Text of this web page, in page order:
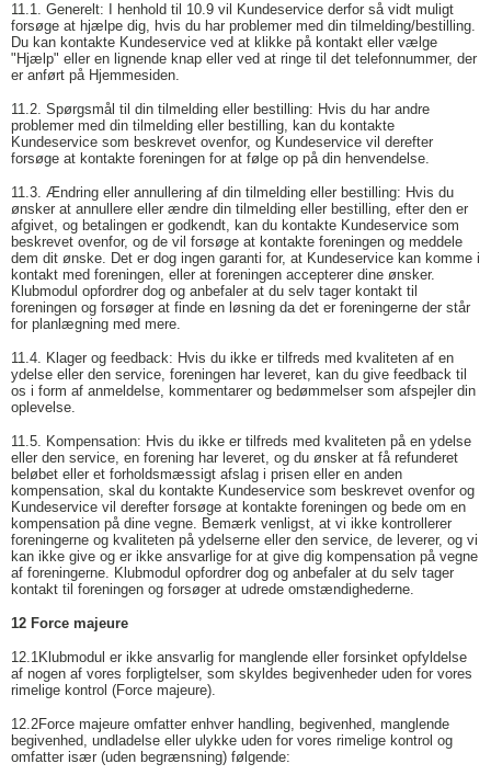
11.1. Generelt: I henhold til 10.9 vil Kundeservice derfor så vidt muligt
forsøge at hjælpe dig, hvis du har problemer med din tilmelding/bestilling.
Du kan kontakte Kundeservice ved at klikke på kontakt eller vælge
"Hjælp" eller en lignende knap eller ved at ringe til det telefonnummer, der
er anført på Hjemmesiden.
11.2. Spørgsmål til din tilmelding eller bestilling: Hvis du har andre
problemer med din tilmelding eller bestilling, kan du kontakte
Kundeservice som beskrevet ovenfor, og Kundeservice vil derefter
forsøge at kontakte foreningen for at følge op på din henvendelse.
11.3. Ændring eller annullering af din tilmelding eller bestilling: Hvis du
ønsker at annullere eller ændre din tilmelding eller bestilling, efter den er
afgivet, og betalingen er godkendt, kan du kontakte Kundeservice som
beskrevet ovenfor, og de vil forsøge at kontakte foreningen og meddele
dem dit ønske. Det er dog ingen garanti for, at Kundeservice kan komme i
kontakt med foreningen, eller at foreningen accepterer dine ønsker.
Klubmodul opfordrer dog og anbefaler at du selv tager kontakt til
foreningen og forsøger at finde en løsning da det er foreningerne der står
for planlægning med mere.
11.4. Klager og feedback: Hvis du ikke er tilfreds med kvaliteten af en
ydelse eller den service, foreningen har leveret, kan du give feedback til
os i form af anmeldelse, kommentarer og bedømmelser som afspejler din
oplevelse.
11.5. Kompensation: Hvis du ikke er tilfreds med kvaliteten på en ydelse
eller den service, en forening har leveret, og du ønsker at få refunderet
beløbet eller et forholdsmæssigt afslag i prisen eller en anden
kompensation, skal du kontakte Kundeservice som beskrevet ovenfor og
Kundeservice vil derefter forsøge at kontakte foreningen og bede om en
kompensation på dine vegne. Bemærk venligst, at vi ikke kontrollerer
foreningerne og kvaliteten på ydelserne eller den service, de leverer, og vi
kan ikke give og er ikke ansvarlige for at give dig kompensation på vegne
af foreningerne. Klubmodul opfordrer dog og anbefaler at du selv tager
kontakt til foreningen og forsøger at udrede omstændighederne.
12 Force majeure
12.1Klubmodul er ikke ansvarlig for manglende eller forsinket opfyldelse
af nogen af vores forpligtelser, som skyldes begivenheder uden for vores
rimelige kontrol (Force majeure).
12.2Force majeure omfatter enhver handling, begivenhed, manglende
begivenhed, undladelse eller ulykke uden for vores rimelige kontrol og
omfatter især (uden begrænsning) følgende: